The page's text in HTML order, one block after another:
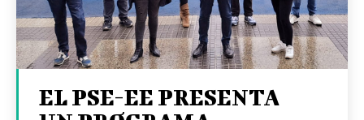
EL PSE-EE PRESENTA